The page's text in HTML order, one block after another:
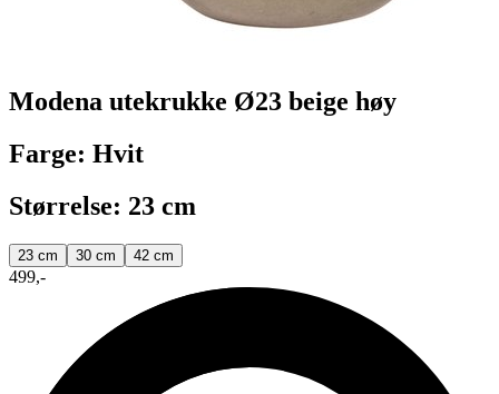
Modena utekrukke Ø23 beige høy
Farge: Hvit
Størrelse: 23 cm
23 cm 30 cm 42 cm
499,-